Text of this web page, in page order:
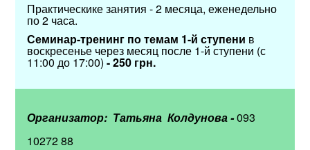
Практическике занятия - 2 месяца, еженедельно
по 2 часа.
Семинар-тренинг по темам 1-й ступени в
воскресенье через месяц после 1-й ступени (с
11:00 до 17:00) - 250 грн.
Организатор: Татьяна Колдунова -093
10272 88